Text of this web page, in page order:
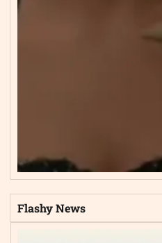
Flashy News